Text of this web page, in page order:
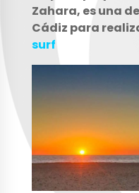
Zahara, es una
Cádiz para
surf